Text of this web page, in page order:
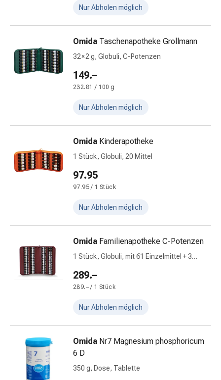
Konzentrationsstörung
&
Heuschnupfen
Antiallergikum
Nase
Durchfall
Magenbrennen
Übelkeit
&
Erbrechen
Blähung
Verstopfung
Hautprobleme
Juckreiz
Hühneraugen
Warzen
Nagel-
Narben
Nur Abholen möglich
Omida Taschenapotheke Grollmann
32 × 2 g, Globuli, C-Potenzen
149.–
232.81 / 100 g
Nur Abholen möglich
Omida Kinderapotheke
1 Stück, Globuli, 20 Mittel
97.95
97.95 / 1 Stück
Nur Abholen möglich
Omida Familienapotheke C-Potenzen
1 Stück, Globuli, mit 61 Einzelmittel + 3
289.–
289.– / 1 Stück
Nur Abholen möglich
Omida Nr7 Magnesium phosphoricum
6 D
350 g, Dose, Tablette